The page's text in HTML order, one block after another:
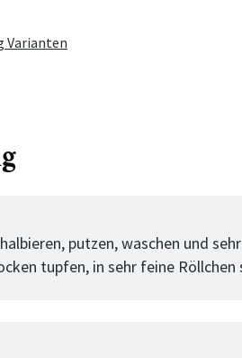
Varianten
putzen, waschen und
tupfen, in sehr feine Röllchen